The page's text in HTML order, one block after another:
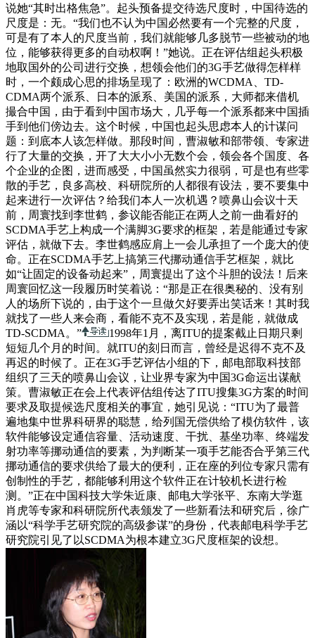
说她“其时出格焦急”。起头预备提交待选尺度时，中国待选的
尺度是：无。“我们也不认为中国必然要有一个完整的尺度，
可是有了本人的尺度当前，我们就能够几多脱节一些被动的地
位，能够获得更多的自动权啊！”她说。正在评估组起头积极
地取国外的公司进行交换，想领会他们的3G手艺做得怎样样
时，一个颇成心思的排场呈现了：欧洲的WCDMA、TD-
CDMA两个派系、日本的派系、美国的派系，大师都来借机
撮合中国，由于看到中国市场大，几乎每一个派系都来中国插
手到他们傍边去。这个时候，中国也起头思虑本人的计谋问
题：到底本人该怎样做。那段时间，曹淑敏和部带领、专家进
行了大量的交换，开了大大小小无数个会，领会各个国度、各
个企业的企图，进而感受，中国虽然实力很弱，可是也有些零
散的手艺，良多高校、科研院所的人都很有设法，要不要集中
起来进行一次评估？给我们本人一次机遇？喷鼻山会议十天
前，周寰找到李世鹤，参议能否能正在两人之前一曲看好的
SCDMA手艺上构成一个满脚3G要求的框架，若是能通过专家
评估，就做下去。李世鹤感应肩上一会儿承担了一个庞大的使
命。正在SCDMA手艺上搞第三代挪动通信手艺框架，就比
如“让固定的设备动起来”，周寰提出了这个斗胆的设法！后来
周寰回忆这一段履历时笑着说：“那是正在很奥秘的、没有别
人的场所下说的，由于这个一旦做欠好要弄出笑话来！其时我
就找了一些人来会商，看能不克不及实现，若是能，就做成
TD-SCDMA。”
1998年1月，离ITU的提案截止日期只剩
短短几个月的时间。就ITU的刻日而言，曾经是迟得不克不及
再迟的时候了。正在3G手艺评估小组的下，邮电部取科技部
组织了三天的喷鼻山会议，让业界专家为中国3G命运出谋献
策。曹淑敏正在会上代表评估组传达了ITU搜集3G方案的时间
要求及取提候选尺度相关的事宜，她引见说：“ITU为了最普
遍地集中世界科研界的聪慧，给列国无偿供给了模仿软件，该
软件能够设定通信容量、活动速度、干扰、基坐功率、终端发
射功率等挪动通信的要素，为判断某一项手艺能否合乎第三代
挪动通信的要求供给了最大的便利，正在座的列位专家只需有
创制性的手艺，都能够利用这个软件正在计较机长进行检
测。”正在中国科技大学朱近康、邮电大学张平、东南大学逛
肖虎等专家和科研院所代表颁发了一些新看法和研究后，徐广
涵以“科学手艺研究院的高级参谋”的身份，代表邮电科学手艺
研究院引见了以SCDMA为根本建立3G尺度框架的设想。